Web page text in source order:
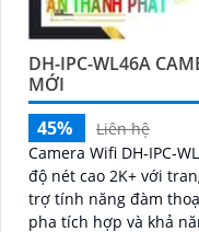
DH-IPC-WL46A
MỚI
45%
Liên hệ
Camera Wifi DH-IPC-
độ nét cao 2K+ với
trợ tính năng đàm
pha tích hợp và khả